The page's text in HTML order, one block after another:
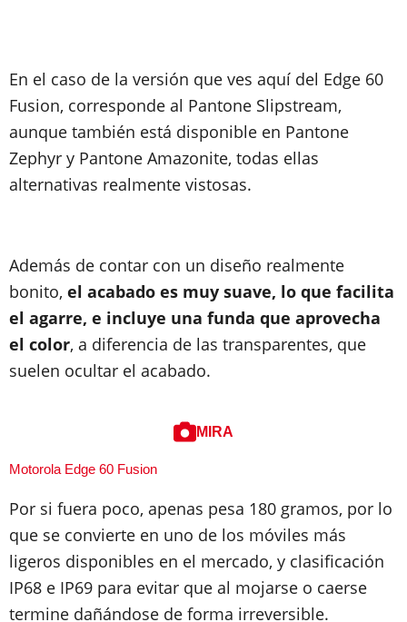
En el caso de la versión que ves aquí del Edge 60
Fusion, corresponde al Pantone Slipstream,
aunque también está disponible en Pantone
Zephyr y Pantone Amazonite, todas ellas
alternativas realmente vistosas.
Además de contar con un diseño realmente
bonito, el acabado es muy suave, lo que facilita
el agarre, e incluye una funda que aprovecha
el color, a diferencia de las transparentes, que
suelen ocultar el acabado.
MIRA
Motorola Edge 60 Fusion
Por si fuera poco, apenas pesa 180 gramos, por lo
que se convierte en uno de los móviles más
ligeros disponibles en el mercado, y clasificación
IP68 e IP69 para evitar que al mojarse o caerse
termine dañándose de forma irreversible.